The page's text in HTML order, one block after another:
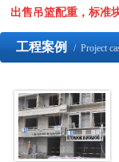
出售吊篮配重，标准
工程案例/ Project